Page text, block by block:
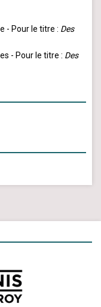
- Pour le titre : Des
- Pour le titre : Des